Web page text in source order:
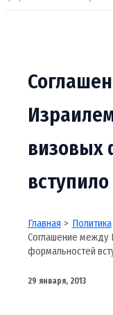
визовых
Главная
Политика
Соглашение между
формальностей
29 января, 2013